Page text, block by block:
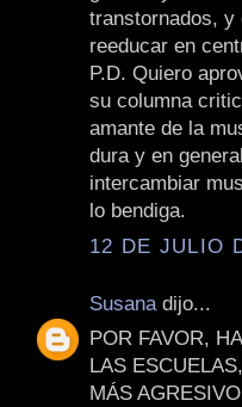
transtornados, y
reeducar en
P.D. Quiero
su columna
amante de la
dura y en
intercambiar
lo bendiga.
12 DE JULIO
Susana dijo...
POR FAVOR,
LAS
MÁS